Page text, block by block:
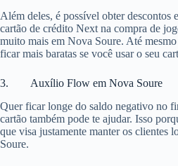
Além deles, é possível obter descontos
cartão de crédito Next na compra de
muito mais em Nova Soure. Até
ficar mais baratas se você usar o seu
3. Auxílio Flow em Nova Soure
Quer ficar longe do saldo negativo no
cartão também pode te ajudar. Isso
que visa justamente manter os clientes
Soure.